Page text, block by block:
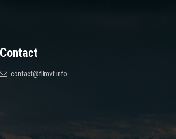
Contact
contact@filmvf.info